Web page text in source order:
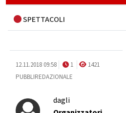
SPETTACOLI
12.11.2018 09:58 1
1421
PUBBLIREDAZIONALE
dagli